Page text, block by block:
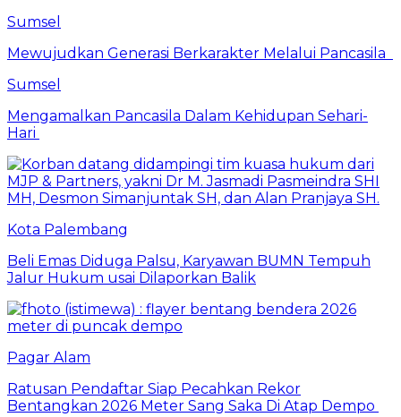
Sumsel
Mewujudkan Generasi Berkarakter Melalui Pancasila
Sumsel
Mengamalkan Pancasila Dalam Kehidupan Sehari-
Hari
Kota Palembang
Beli Emas Diduga Palsu, Karyawan BUMN Tempuh
Jalur Hukum usai Dilaporkan Balik
Pagar Alam
Ratusan Pendaftar Siap Pecahkan Rekor
Bentangkan 2026 Meter Sang Saka Di Atap Dempo